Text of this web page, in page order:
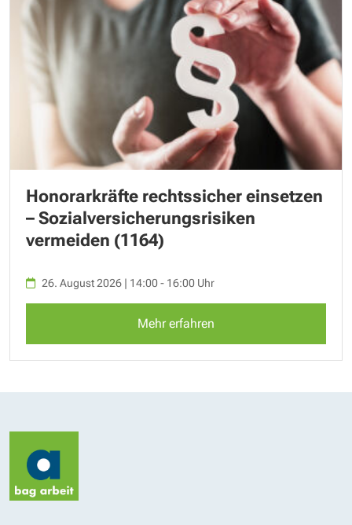
Honorarkräfte rechtssicher einsetzen
– Sozialversicherungsrisiken
vermeiden (1164)
26. August 2026 | 14:00 - 16:00 Uhr
Mehr erfahren